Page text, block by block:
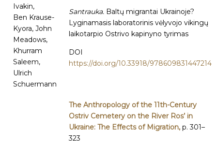
Ivakin,
Ben Krause-
Kyora, John
Meadows,
Khurram
Saleem,
Ulrich
Schuermann
Santrauka. Baltų migrantai Ukrainoje?
Lyginamasis laboratorinis vėlyvojo vikingų
laikotarpio Ostrivo kapinyno tyrimas
DOI
https://doi.org/10.33918/978609831447214
The Anthropology of the 11th-Century
Ostriv Cemetery on the River Ros’ in
Ukraine: The Effects of Migration, p. 301–
323